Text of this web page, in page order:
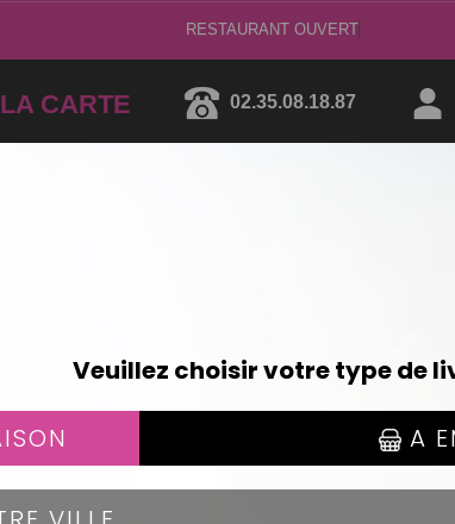
RESTAURANT O
LA CARTE 02.35.08.18.87
AVOCAT ROLL'S